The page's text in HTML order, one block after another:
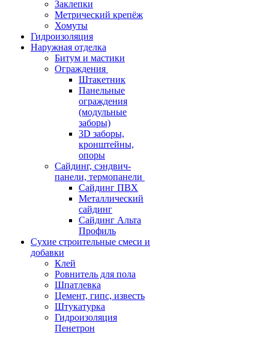
Заклепки
Метрический крепёж
Хомуты
Гидроизоляция
Наружная отделка
Битум и мастики
Ограждения
Штакетник
Панельные
ограждения
(модульные
заборы)
3D заборы,
кронштейны,
опоры
Cайдинг, сэндвич-
панели, термопанели
Сайдинг ПВХ
Металлический
сайдинг
Сайдинг Альта
Профиль
Сухие строительные смеси и
добавки
Клей
Ровнитель для пола
Шпатлевка
Цемент, гипс, известь
Штукатурка
Гидроизоляция
Пенетрон